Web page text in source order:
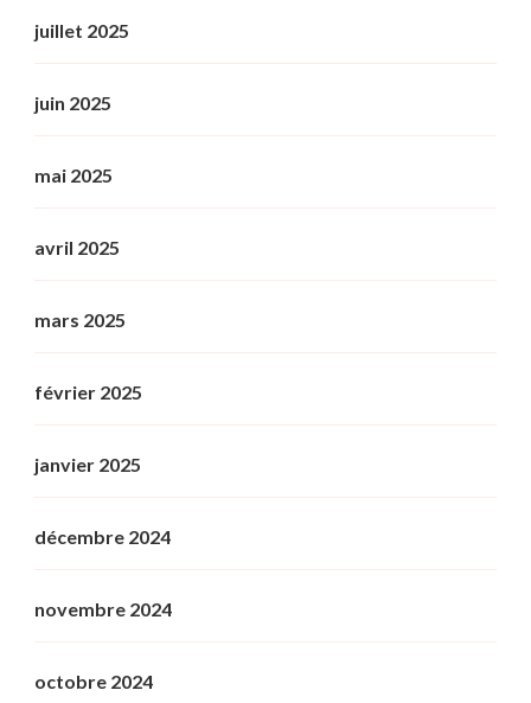
juillet 2025
juin 2025
mai 2025
avril 2025
mars 2025
février 2025
janvier 2025
décembre 2024
novembre 2024
octobre 2024